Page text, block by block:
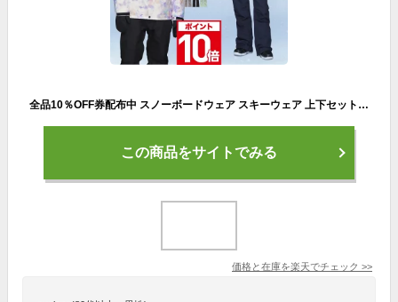
全品10％OFF券配布中 スノーボードウェア スキーウェア 上下セット レディース パンツ ジャケット ボード ウェア スノボ ウェア ウェア スノー ウェア ウエア おしゃれ かわいい 上 下 スノーボード スキー アウトドア 保温 中綿 撥水 防風 防寒 着 耐水 ISET-510 【LDY】
この商品をサイトでみる
価格と在庫を楽天でチェック >>